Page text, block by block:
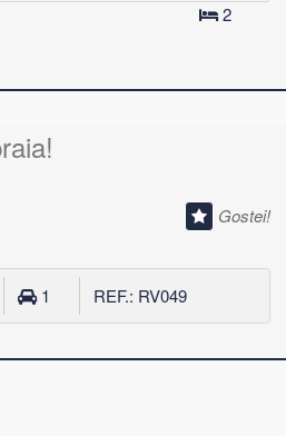
2
Gostei!
1 REF.: RV049